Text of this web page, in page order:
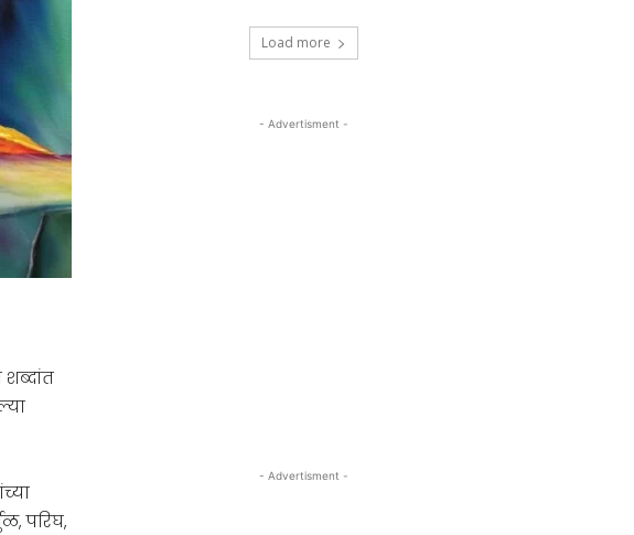
परिघ,
Load more
- Advertisment -
- Advertisment -